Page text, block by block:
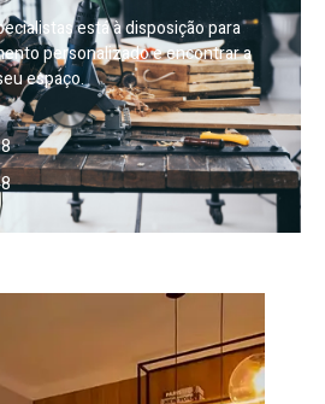
está à disposição para
personalizado e encontrar a
espaço.